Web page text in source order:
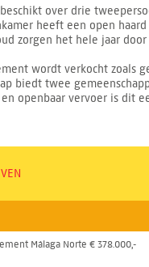
over drie
heeft een open
zorgen het hele jaar
wordt verkocht zoals
biedt twee
en openbaar vervoer is dit
Málaga Norte € 378.000,-